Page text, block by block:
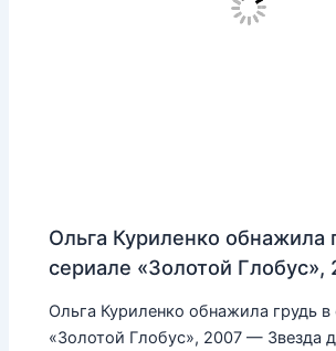
Ольга Куриленко обнажила
сериале «Золотой Глобус»,
Ольга Куриленко обнажила грудь в
«Золотой Глобус», 2007 — Звезда